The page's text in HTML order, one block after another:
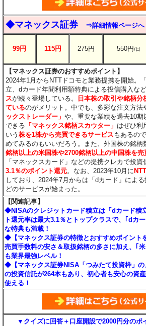
◆マネックス証券 ⇒詳細情報ページへ
99円 115円 275円 550円/日
【マネックス証券のおすすめポイント】
2024年1月からNTTドコモと業務提携を開始。
立、dカード年間利用額特典による投信購入など
スが続々登場している。
日本株の取引や銘柄
ているのがメリット。中でも、多彩な注文方法
ックストレーダー」や、重要な業績を過去10
できる 「マネックス銘柄スカウター」 はぜひ利
いう株を1株から売買できるサービス もあるの
めてみるのもいいだろう。また、外国株の銘柄
銘柄以上の米国株や2700銘柄以上の中国株を売
「マネックスカード」などの提携クレカで投
3.1％のポイント還元。なお、2023年10月に
しており、2024年7月からは「dカード」によ
どのサービスが始まった。
【関連記事】
◆NISAのクレジットカード積立は「dカード積
ト還元率は最大3.1％とトップクラスで、｢dカ
な特典も満載！
◆【マネックス証券の特徴とおすすめポイント
売買手数料の安さ＆取扱銘柄の多さに加え、｢
も業界最強レベル！
◆【マネックス証券NISA「つみたて投資枠」
の投資信託が264本もあり、初心者も安心の資
使える！
▼クイズに回答＋口座開設で2000円分のポ